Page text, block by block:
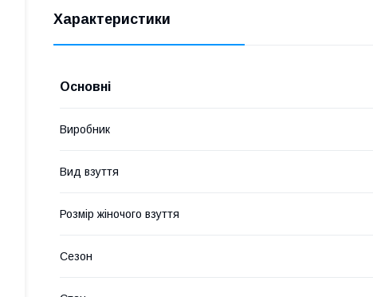
Характеристики
Основні
Виробник
Вид взуття
Розмір жіночого взуття
Сезон